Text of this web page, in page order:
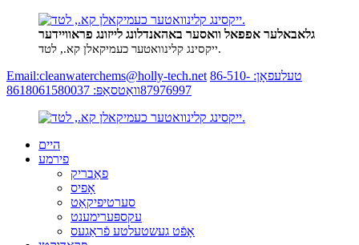
גלאבאלער אפפאל וואסער באהאנדלונג לייזונג פראוויידער
ייקסינג קלינוואטער כעמיקאלן קא., לטד.
Email:cleanwaterchems@holly-tech.net טעלעפאָן: 86-510-
87976997וואַטסאַפּ: 8618061580037
היים
פירמע
פאַבריק
אָפיס
סערטיפיקאַט
עקספּערימענט
אָפֿט געשטעלטע פֿראַגעס